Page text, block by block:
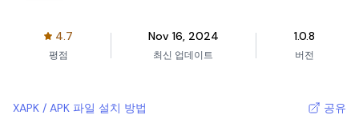
4.7
평점
Nov 16, 2024
최신 업데이트
1.0.8
버전
XAPK / APK 파일 설치 방법 공유